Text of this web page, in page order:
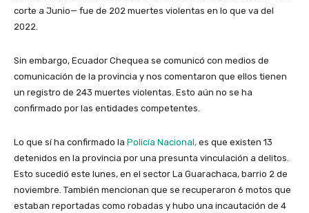
corte a Junio— fue de 202 muertes violentas en lo que va del
2022.
Sin embargo, Ecuador Chequea se comunicó con medios de
comunicación de la provincia y nos comentaron que ellos tienen
un registro de 243 muertes violentas. Esto aún no se ha
confirmado por las entidades competentes.
Lo que sí ha confirmado la Policía Nacional, es que existen 13
detenidos en la provincia por una presunta vinculación a delitos.
Esto sucedió este lunes, en el sector La Guarachaca, barrio 2 de
noviembre. También mencionan que se recuperaron 6 motos que
estaban reportadas como robadas y hubo una incautación de 4